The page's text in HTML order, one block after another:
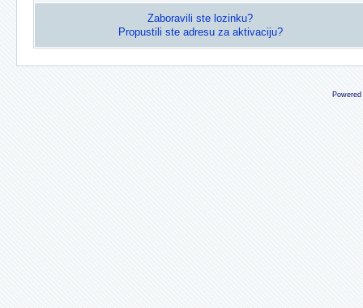
Zaboravili ste lozinku?
Propustili ste adresu za aktivaciju?